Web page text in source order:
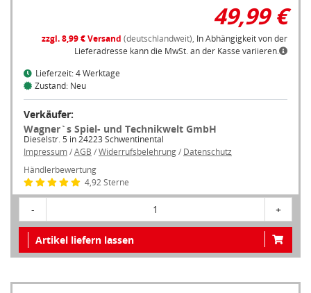
49,99 €
zzgl. 8,99 € Versand (deutschlandweit), In Abhängigkeit von der
Lieferadresse kann die MwSt. an der Kasse variieren.
Lieferzeit: 4 Werktage
Zustand: Neu
Verkäufer:
Wagner`s Spiel- und Technikwelt GmbH
Dieselstr. 5 in 24223 Schwentinental
Impressum/AGB /Widerrufsbelehrung/ Datenschutz
Händlerbewertung
4,92 Sterne
- 1 +
Artikel liefern lassen